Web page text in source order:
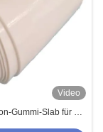
Video
Gummi-Slab für O-